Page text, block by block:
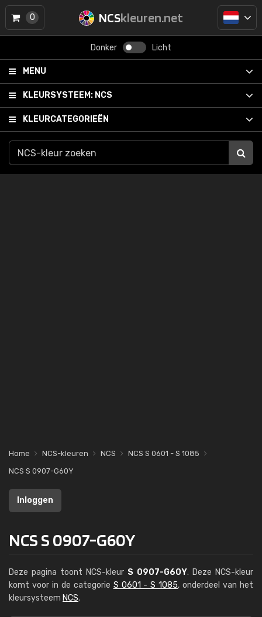
NCSkleuren.net
Donker Licht
MENU
KLEURSYSTEEM: NCS
KLEURCATEGORIEËN
0
Home NCS-kleuren NCS
NCS S 0601 - S 1085
NCS S 0907-G60Y
Inloggen
NCS S 0907-G60Y
Deze pagina toont NCS-kleur S 0907-G60Y. Deze NCS-kleur
komt voor in de categorie S 0601 - S 1085, onderdeel van het
kleursysteem NCS.